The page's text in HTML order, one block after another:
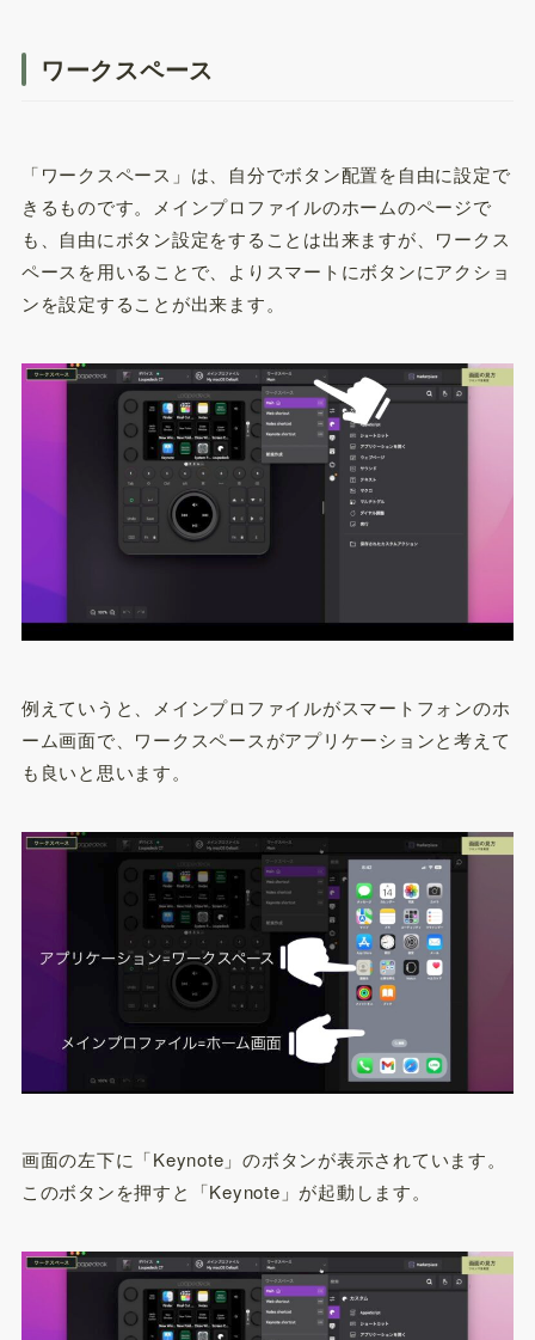
ワークスペース
「ワークスペース」は、自分でボタン配置を自由に設定で
きるものです。メインプロファイルのホームのページで
も、自由にボタン設定をすることは出来ますが、ワークス
ペースを用いることで、よりスマートにボタンにアクショ
ンを設定することが出来ます。
例えていうと、メインプロファイルがスマートフォンのホ
ーム画面で、ワークスペースがアプリケーションと考えて
も良いと思います。
画面の左下に「Keynote」のボタンが表示されています。
このボタンを押すと「Keynote」が起動します。